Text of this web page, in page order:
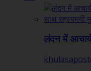
लंदन में